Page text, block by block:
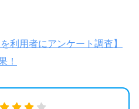
利用者にアンケート調査】
！